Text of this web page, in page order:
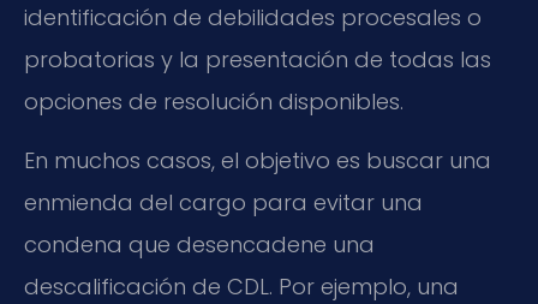
identificación de debilidades procesales o
probatorias y la presentación de todas las
opciones de resolución disponibles.
En muchos casos, el objetivo es buscar una
enmienda del cargo para evitar una
condena que desencadene una
descalificación de CDL. Por ejemplo, una